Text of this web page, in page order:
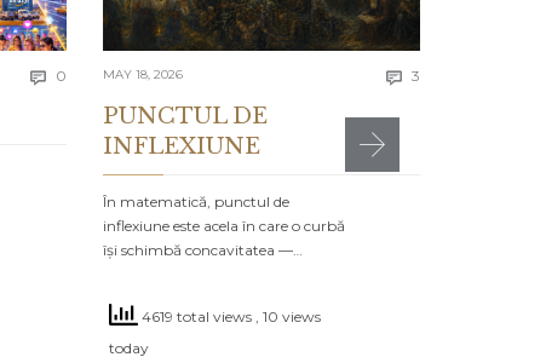
 0 Comments
MAY 18, 2026  3
PUNCTUL DE
INFLEXIUNE
În matematică, punctul de
inflexiune este acela în care o curbă
își schimbă concavitatea —…
4619 total views , 10 views
today